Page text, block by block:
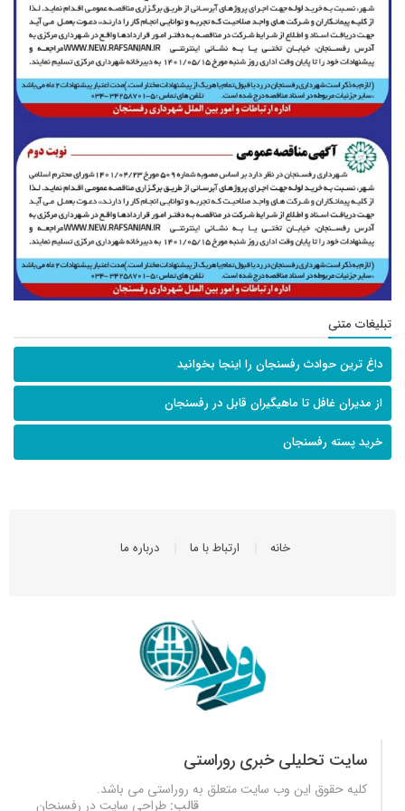
تبلیغات متنی
داغ ترین حوادث رفسنجان را اینجا بخوانید
از مدیران غافل تا ماهیگیران قابل در رفسنجان
خرید پسته رفسنجان
خانه ارتباط با ما درباره ما
سایت تحلیلی خبری روراستی
کلیه حقوق این وب سایت متعلق به روراستی می باشد.
قالب: طراحی سایت در رفسنجان